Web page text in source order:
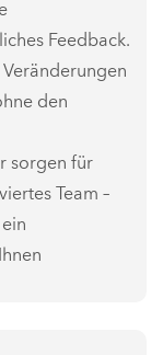
Feedback.
den
sorgen für
Team –